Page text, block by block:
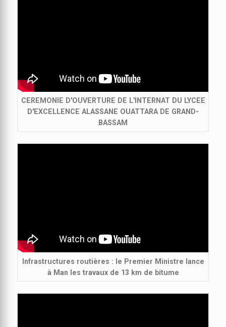
CEREMONIE D'OUVERTURE DE L'INTERNAT DU LYCEE
D'EXCELLENCE ALASSANE OUATTARA DE GRAND-
BASSAM
Infrastructures routières : le Premier Ministre lance
à Man les travaux de 13 km de bitume